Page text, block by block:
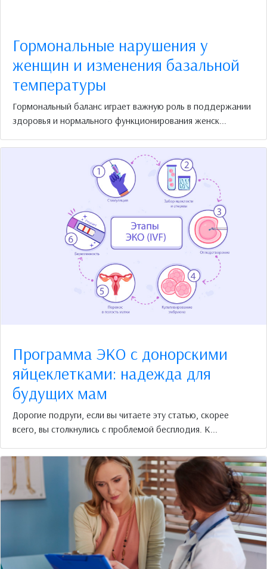
Гормональные нарушения у
женщин и изменения базальной
температуры
Гормональный баланс играет важную роль в поддержании
здоровья и нормального функционирования женск...
Программа ЭКО с донорскими
яйцеклетками: надежда для
будущих мам
Дорогие подруги, если вы читаете эту статью, скорее
всего, вы столкнулись с проблемой бесплодия. К...